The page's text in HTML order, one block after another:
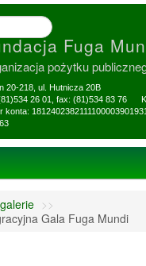
Fuga
pożytku
20-218, ul. Hutnicza 20B
26 01, fax: (81)534 83 76
>>
Gala Fuga Mundi